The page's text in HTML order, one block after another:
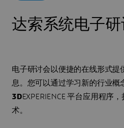
达索系统电子研
电子研讨会以便捷的在线形式提
息。您可以通过学习新的行业概
3DEXPERIENCE 平台应用程序
术。